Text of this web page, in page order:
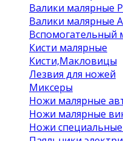
Валики малярные
Валики малярные
Вспомогательный
Кисти малярные
Кисти,Макловицы
Лезвия для ножей
Миксеры
Ножи малярные
Ножи малярные
Ножи